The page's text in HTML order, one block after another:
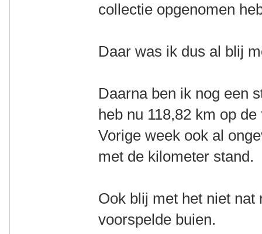
collectie opgenomen
Daar was ik dus al blij
Daarna ben ik nog een
heb nu 118,82 km op
Vorige week ook al
met de kilometer stand.
Ook blij met het niet nat
voorspelde buien.